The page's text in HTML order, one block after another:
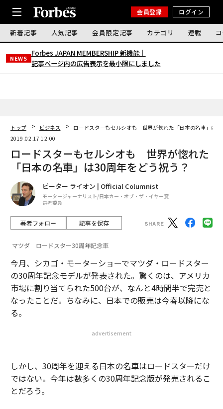
会員登録 ログイン
新着記事 人気記事 会員限定記事 カテゴリ 連載
NEWS
Forbes JAPAN MEMBERSHIP 新機能｜
記事ページ内の広告表示を最小限にしました
トップ ビジネス
ロードスターもセルシオも 世界が惚れた「日本の名車」は
2019.02.17 12:00
ロードスターもセルシオも 世界が惚れた
「日本の名車」は30周年をどう祝う？
ピーター ライオン | Official Columnist
モータージャーナリスト/日本カー・オブ・ザ・イヤー賞
選考委員
著者フォロー 記事を保存
マツダ ロードスター30周年記念車
今月、シカゴ・モーターショーでマツダ・ロードスター
の30周年記念モデルが発表された。驚くのは、アメリカ
市場に割り当てられた500台が、なんと4時間半で完売と
なったことだ。ちなみに、日本での販売は今春以降にな
る。
advertisement
しかし、30周年を迎える日本の名車はロードスターだけ
ではない。今年は数多くの30周年記念版が発売されるこ
とだろう。